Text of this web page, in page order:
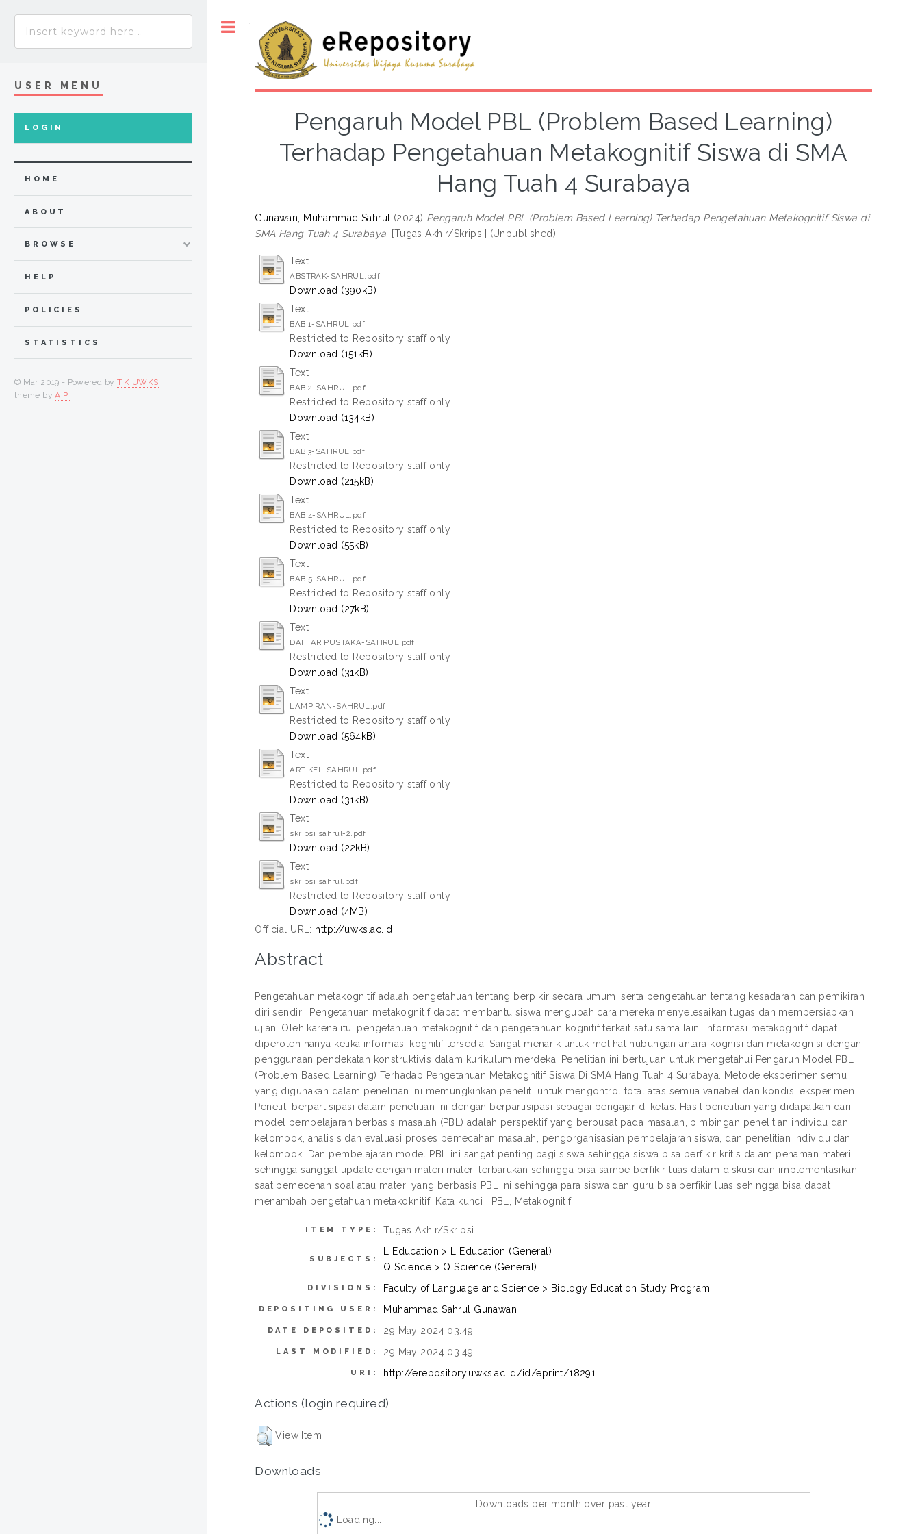
Pengaruh Model PBL (Problem Based Learning)
Terhadap Pengetahuan Metakognitif Siswa di SMA
Hang Tuah 4 Surabaya
Gunawan, Muhammad Sahrul (2024) Pengaruh Model PBL (Problem Based Learning) Terhadap Pengetahuan Metakognitif Siswa di
SMA Hang Tuah 4 Surabaya. [Tugas Akhir/Skripsi] (Unpublished)
Text
ABSTRAK-SAHRUL.pdf
Download (390kB)
Text
BAB 1-SAHRUL.pdf
Restricted to Repository staff only
Download (151kB)
Text
BAB 2-SAHRUL.pdf
Restricted to Repository staff only
Download (134kB)
Text
BAB 3-SAHRUL.pdf
Restricted to Repository staff only
Download (215kB)
Text
BAB 4-SAHRUL.pdf
Restricted to Repository staff only
Download (55kB)
Text
BAB 5-SAHRUL.pdf
Restricted to Repository staff only
Download (27kB)
Text
DAFTAR PUSTAKA-SAHRUL.pdf
Restricted to Repository staff only
Download (31kB)
Text
LAMPIRAN-SAHRUL.pdf
Restricted to Repository staff only
Download (564kB)
Text
ARTIKEL-SAHRUL.pdf
Restricted to Repository staff only
Download (31kB)
Text
skripsi sahrul-2.pdf
Download (22kB)
Text
skripsi sahrul.pdf
Restricted to Repository staff only
Download (4MB)
Official URL: http://uwks.ac.id
Abstract
Pengetahuan metakognitif adalah pengetahuan tentang berpikir secara umum, serta pengetahuan tentang kesadaran dan pemikiran
diri sendiri. Pengetahuan metakognitif dapat membantu siswa mengubah cara mereka menyelesaikan tugas dan mempersiapkan
ujian. Oleh karena itu, pengetahuan metakognitif dan pengetahuan kognitif terkait satu sama lain. Informasi metakognitif dapat
diperoleh hanya ketika informasi kognitif tersedia. Sangat menarik untuk melihat hubungan antara kognisi dan metakognisi dengan
penggunaan pendekatan konstruktivis dalam kurikulum merdeka. Penelitian ini bertujuan untuk mengetahui Pengaruh Model PBL
(Problem Based Learning) Terhadap Pengetahuan Metakognitif Siswa Di SMA Hang Tuah 4 Surabaya. Metode eksperimen semu
yang digunakan dalam penelitian ini memungkinkan peneliti untuk mengontrol total atas semua variabel dan kondisi eksperimen.
Peneliti berpartisipasi dalam penelitian ini dengan berpartisipasi sebagai pengajar di kelas. Hasil penelitian yang didapatkan dari
model pembelajaran berbasis masalah (PBL) adalah perspektif yang berpusat pada masalah, bimbingan penelitian individu dan
kelompok, analisis dan evaluasi proses pemecahan masalah, pengorganisasian pembelajaran siswa, dan penelitian individu dan
kelompok. Dan pembelajaran model PBL ini sangat penting bagi siswa sehingga siswa bisa berfikir kritis dalam pehaman materi
sehingga sanggat update dengan materi materi terbarukan sehingga bisa sampe berfikir luas dalam diskusi dan implementasikan
saat pemecehan soal atau materi yang berbasis PBL ini sehingga para siswa dan guru bisa berfikir luas sehingga bisa dapat
menambah pengetahuan metakoknitif. Kata kunci : PBL, Metakognitif
ITEM TYPE: Tugas Akhir/Skripsi
SUBJECTS:
L Education > L Education (General)
Q Science > Q Science (General)
DIVISIONS: Faculty of Language and Science > Biology Education Study Program
DEPOSITING USER: Muhammad Sahrul Gunawan
DATE DEPOSITED: 29 May 2024 03:49
LAST MODIFIED: 29 May 2024 03:49
URI: http://erepository.uwks.ac.id/id/eprint/18291
Actions (login required)
View Item
Downloads
Downloads per month over past year
Loading...
USER MENU
LOGIN
HOME
ABOUT
BROWSE
HELP
POLICIES
STATISTICS
© Mar 2019 - Powered by TIK UWKS
theme byA.P.
Toggle